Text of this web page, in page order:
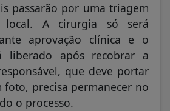
passarão por uma triagem
local. A cirurgia só será
aprovação clínica e o
liberado após recobrar a
que deve portar
foto, precisa permanecer no
o processo.